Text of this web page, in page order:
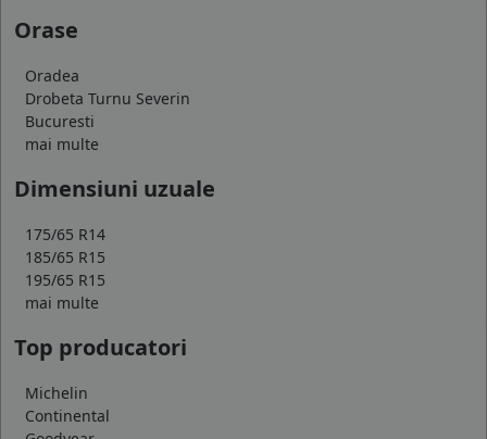
Orase
Oradea
Drobeta Turnu Severin
Bucuresti
mai multe
Dimensiuni uzuale
175/65 R14
185/65 R15
195/65 R15
mai multe
Top producatori
Michelin
Continental